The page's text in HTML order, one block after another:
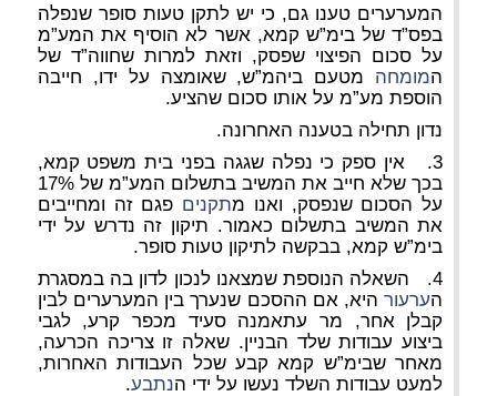
המערערים טענו גם, כי יש לתקן טעות סופר שנפלה
בפס”ד של בימ”ש קמא, אשר לא הוסיף את המע”מ
על סכום הפיצוי שפסק, וזאת למרות שחווה”ד של
המומחה מטעם ביהמ”ש, שאומצה על ידו, חייבה
הוספת מע”מ על אותו סכום שהציע.
נדון תחילה בטענה האחרונה.
3. אין ספק כי נפלה שגגה בפני בית משפט קמא,
בכך שלא חייב את המשיב בתשלום המע”מ של 17%
על הסכום שנפסק, ואנו מתקנים פגם זה ומחייבים
את המשיב בתשלום כאמור. תיקון זה נדרש על ידי
בימ”ש קמא, בבקשה לתיקון טעות סופר.
4. השאלה הנוספת שמצאנו לנכון לדון בה במסגרת
הערעורהיא, אם ההסכם שנערך בין המערערים לבין
קבלן אחר, מר עתאמנה סעיד מכפר קרע, לגבי
ביצוע עבודות שלד הבניין. שאלה זו צריכה הכרעה,
מאחר שבימ”ש קמא קבע שכל העבודות האחרות,
למעט עבודות השלד נעשו על ידי הנתבע.